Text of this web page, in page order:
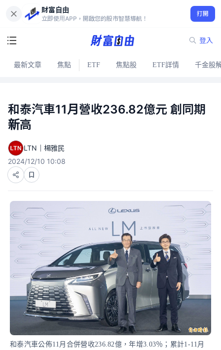
財富自由
立即使用APP，開啟您的股市智慧導航！
打開
登入
最新文章 焦點 ETF 焦點股 ETF詳情 千金股
和泰汽車11月營收236.82億元 創同期
新高
LTN｜楊雅民
2024/12/10 10:08
和泰汽車公佈11月合併營收236.82億，年增3.03％；累計1-11月